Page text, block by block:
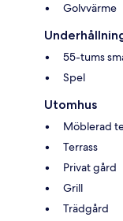
Golvvärme
55-tums
Spel
Utomhus
Möblerad
Terrass
Privat gård
Grill
Trädgård